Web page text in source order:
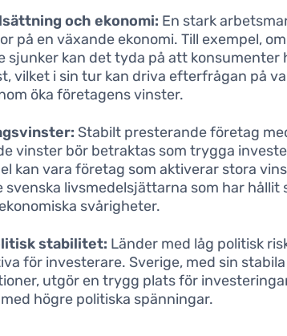
och ekonomi: En stark
på en växande ekonomi. Till exempel,
sjunker kan det tyda på att konsumenter
vilket i sin tur kan driva efterfrågan på
öka företagens vinster.
Stabilt presterande företag
vinster bör betraktas som trygga
kan vara företag som aktiverar stora
svenska livsmedelsjättarna som har hållit
svårigheter.
stabilitet: Länder med låg politisk
för investerare. Sverige, med sin
utgör en trygg plats för
högre politiska spänningar.